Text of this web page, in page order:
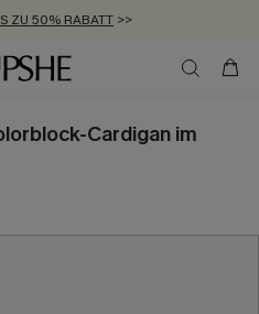
ZU 50% RABATT >>
-20% EXTRA ERHALTEN
AB 89 €
Cardigan im